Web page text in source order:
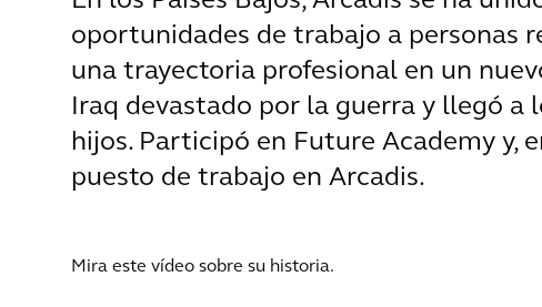
oportunidades de trabajo a personas
una trayectoria profesional en un
Iraq devastado por la guerra y llegó a
hijos. Participó en Future Academy y,
puesto de trabajo en Arcadis.
Mira este vídeo sobre su historia.